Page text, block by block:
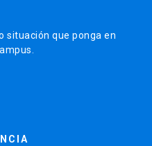
situación que ponga en